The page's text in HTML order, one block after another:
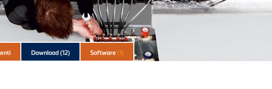
Download(12) Software (1)